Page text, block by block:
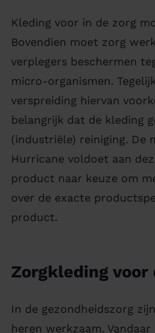
Kleding voor in de zorg
Bovendien moet zorg
verplegers beschermen
micro-organismen.
verspreiding hiervan
belangrijk dat de kleding
(industriële) reiniging. De
Hurricane voldoet aan
product naar keuze om
over de exacte
product.
Zorgkleding voor
In de gezondheidszorg
heren werkzaam.